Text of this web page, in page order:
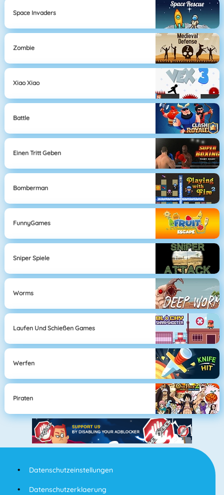
Space Invaders
Zombie
Xiao Xiao
Battle
Einen Tritt Geben
Bomberman
FunnyGames
Sniper Spiele
Worms
Laufen Und Schießen Games
Werfen
Piraten
Datenschutzeinstellungen
Datenschutzerklaerung